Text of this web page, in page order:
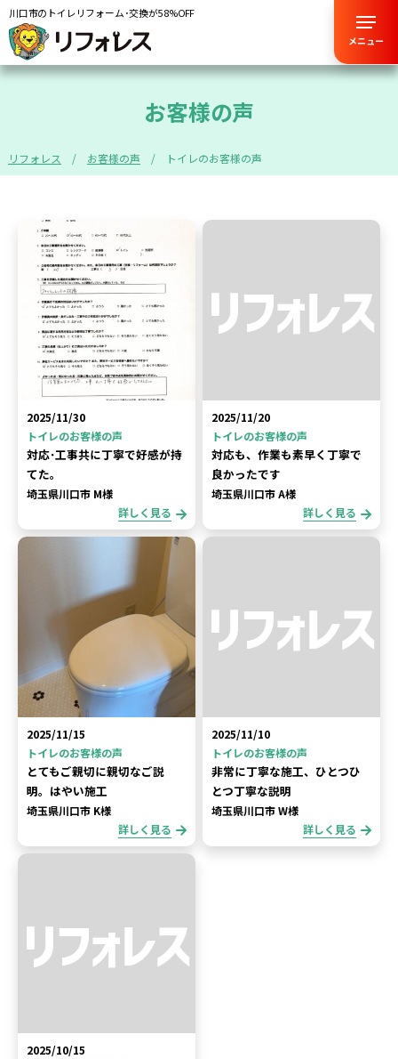
川口市のトイレリフォーム･交換が58%OFF
メニュー
お客様の声
リフォレス お客様の声 トイレのお客様の声
2025/11/30
トイレのお客様の声
対応･工事共に丁寧で好感が持
てた。
埼玉県川口市 M様
詳しく見る
2025/11/20
トイレのお客様の声
対応も、作業も素早く丁寧で
良かったです
埼玉県川口市 A様
詳しく見る
2025/11/15
トイレのお客様の声
とてもご親切に親切なご説
明。はやい施工
埼玉県川口市 K様
詳しく見る
2025/11/10
トイレのお客様の声
非常に丁寧な施工、ひとつひ
とつ丁寧な説明
埼玉県川口市 W様
詳しく見る
2025/10/15